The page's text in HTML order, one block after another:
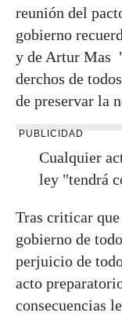
reunión del
gobierno
y de Artur Mas
derchos de
de preservar la
PUBLICIDAD
Cualquier
ley "tendrá
Tras criticar que
gobierno de
perjuicio de
acto
consecuencias